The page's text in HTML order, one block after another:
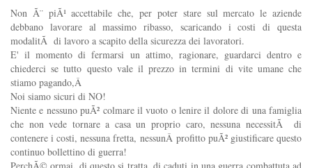
Non Ã¨ piÃ¹ accettabile che, per poter stare sul mercato le aziende
debbano lavorare al massimo ribasso, scaricando i costi di questa
modalitÃ di lavoro a scapito della sicurezza dei lavoratori.
E' il momento di fermarsi un attimo, ragionare, guardarci dentro e
chiederci se tutto questo vale il prezzo in termini di vite umane che
stiamo pagando,Â
Noi siamo sicuri di NO!
Niente e nessuno puÃ² colmare il vuoto o lenire il dolore di una famiglia
che non vede tornare a casa un proprio caro, nessuna necessitÃ di
contenere i costi, nessuna fretta, nessunÂ profitto puÃ² giustificare questo
continuo bollettino di guerra!